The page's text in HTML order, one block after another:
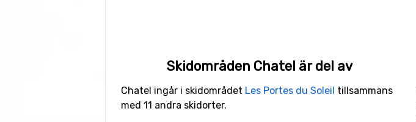
Skidområden Chatel är del av
Chatel ingår i skidområdet Les Portes du Soleil tillsammans
med 11 andra skidorter.